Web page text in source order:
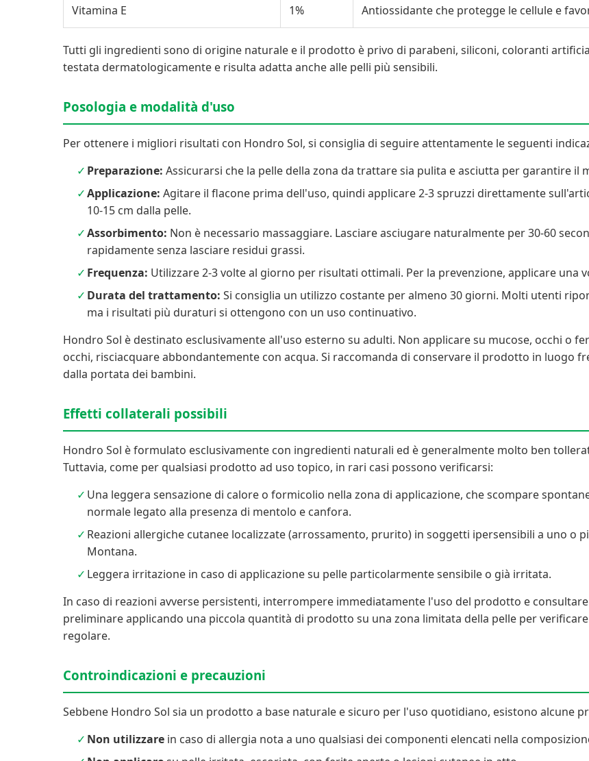
Vitamina E 1% Antiossidante che protegge le cellule e
Tutti gli ingredienti sono di origine naturale e il prodotto è privo di parabeni, siliconi, coloranti
testata dermatologicamente e risulta adatta anche alle pelli più sensibili.
Posologia e modalità d'uso
Per ottenere i migliori risultati con Hondro Sol, si consiglia di seguire attentamente le seguenti
Preparazione: Assicurarsi che la pelle della zona da trattare sia pulita e asciutta per garantire il
Applicazione: Agitare il flacone prima dell'uso, quindi applicare 2-3 spruzzi direttamente
10-15 cm dalla pelle.
Assorbimento: Non è necessario massaggiare. Lasciare asciugare naturalmente per 30-60
rapidamente senza lasciare residui grassi.
Frequenza: Utilizzare 2-3 volte al giorno per risultati ottimali. Per la prevenzione, applicare una
Durata del trattamento: Si consiglia un utilizzo costante per almeno 30 giorni. Molti utenti
ma i risultati più duraturi si ottengono con un uso continuativo.
Hondro Sol è destinato esclusivamente all'uso esterno su adulti. Non applicare su mucose, occhi o
occhi, risciacquare abbondantemente con acqua. Si raccomanda di conservare il prodotto in luogo
dalla portata dei bambini.
Effetti collaterali possibili
Hondro Sol è formulato esclusivamente con ingredienti naturali ed è generalmente molto ben
Tuttavia, come per qualsiasi prodotto ad uso topico, in rari casi possono verificarsi:
Una leggera sensazione di calore o formicolio nella zona di applicazione, che scompare
normale legato alla presenza di mentolo e canfora.
Reazioni allergiche cutanee localizzate (arrossamento, prurito) in soggetti ipersensibili a uno o
Montana.
Leggera irritazione in caso di applicazione su pelle particolarmente sensibile o già irritata.
In caso di reazioni avverse persistenti, interrompere immediatamente l'uso del prodotto e
preliminare applicando una piccola quantità di prodotto su una zona limitata della pelle per
regolare.
Controindicazioni e precauzioni
Sebbene Hondro Sol sia un prodotto a base naturale e sicuro per l'uso quotidiano, esistono alcune
Non utilizzare in caso di allergia nota a uno qualsiasi dei componenti elencati nella